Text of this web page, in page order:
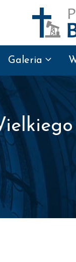
Galeria